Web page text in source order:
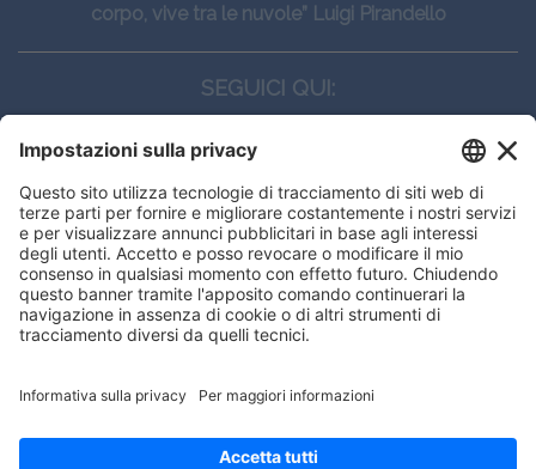
corpo, vive tra le nuvole” Luigi Pirandello
SEGUICI QUI:
CONTATTI
Edi.Ermes srl
Viale E. Forlanini, 21 - 20134, Milano
(+39)027021121
E-mail:eeinfo@eenet.it
ORARI
Lunedì — Giovedì: - 08:30 - 13:00 – 14:00 - 17:30